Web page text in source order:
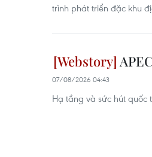
trình phát triển đặc khu
07/08/2026 04:43
Hạ tầng và sức hút quốc